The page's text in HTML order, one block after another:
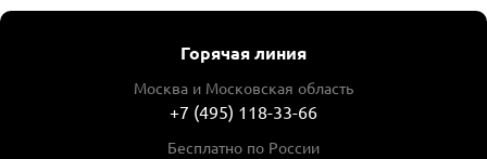
Горячая линия
Москва и Московская область
+7 (495) 118-33-66
Бесплатно по России